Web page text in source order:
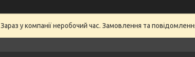
Зараз у компанії неробочий час. Замовлення та